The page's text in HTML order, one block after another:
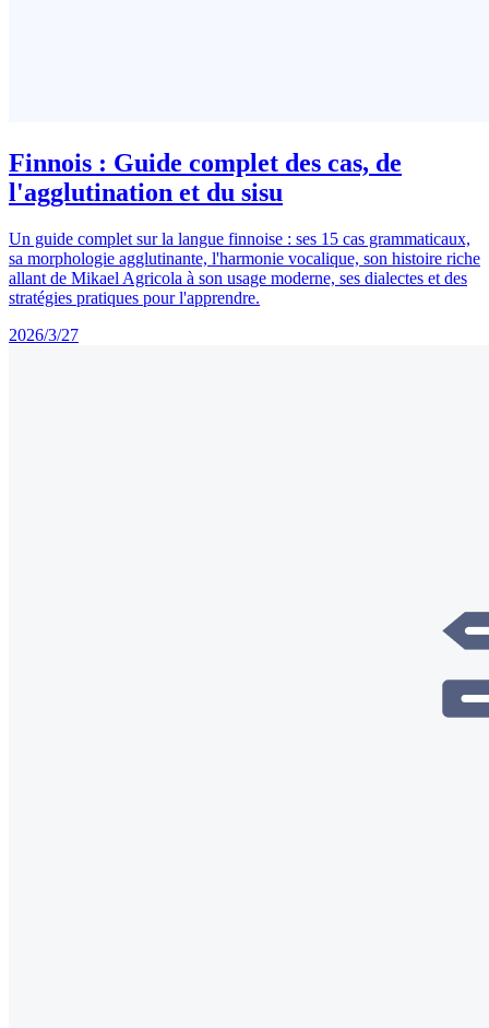
Finnois : Guide complet des cas, de
l'agglutination et du sisu
Un guide complet sur la langue finnoise : ses 15 cas grammaticaux,
sa morphologie agglutinante, l'harmonie vocalique, son histoire riche
allant de Mikael Agricola à son usage moderne, ses dialectes et des
stratégies pratiques pour l'apprendre.
2026/3/27